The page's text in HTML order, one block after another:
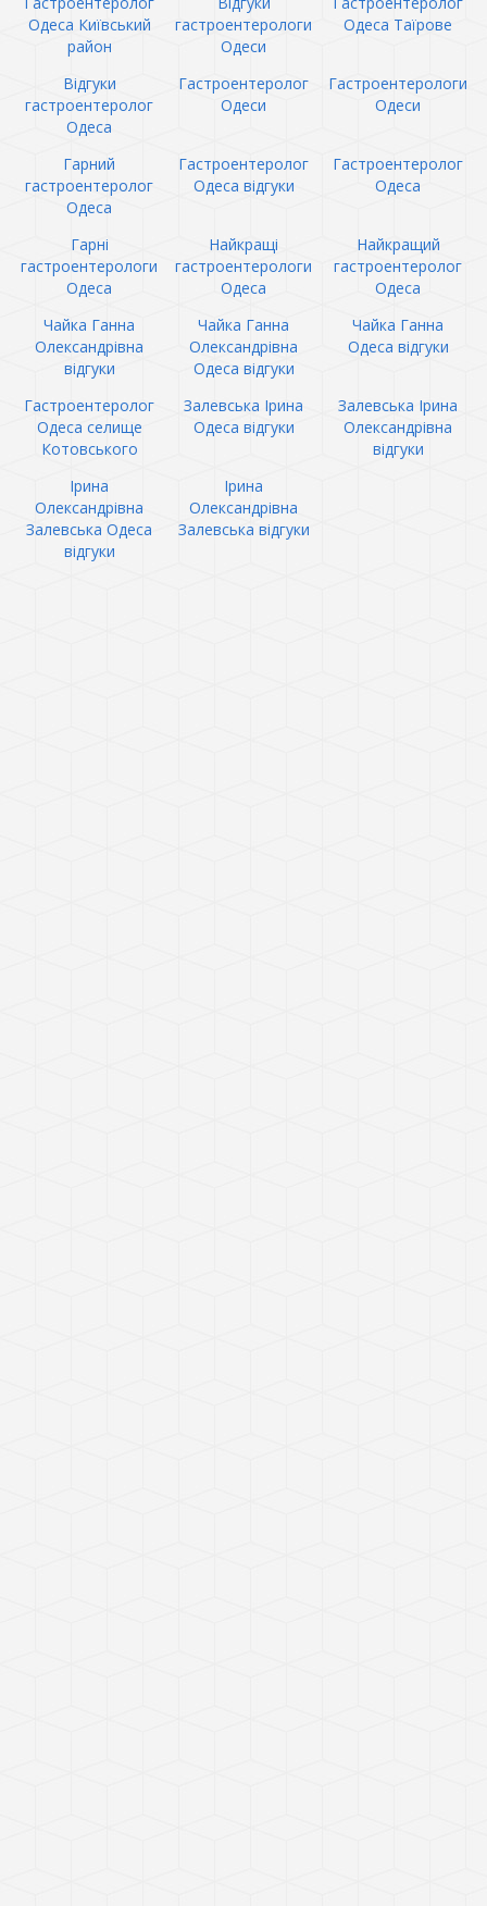
Одеса Київський
район
гастроентерологи
Одеси
Одеса Таїрове
Відгуки
гастроентеролог
Одеса
Гастроентеролог
Одеси
Гастроентерологи
Одеси
Гарний
гастроентеролог
Одеса
Гастроентеролог
Одеса відгуки
Гастроентеролог
Одеса
Гарні
гастроентерологи
Одеса
Найкращі
гастроентерологи
Одеса
Найкращий
гастроентеролог
Одеса
Чайка Ганна
Олександрівна
відгуки
Чайка Ганна
Олександрівна
Одеса відгуки
Чайка Ганна
Одеса відгуки
Гастроентеролог
Одеса селище
Котовського
Залевська Ірина
Одеса відгуки
Залевська Ірина
Олександрівна
відгуки
Ірина
Олександрівна
Залевська Одеса
відгуки
Ірина
Олександрівна
Залевська відгуки